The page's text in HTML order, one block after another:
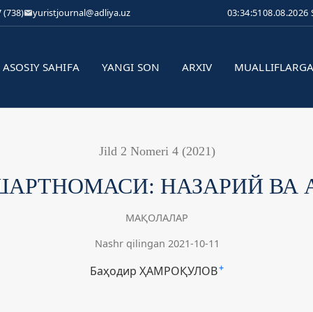
(738) yuristjournal@adliya.uz 03:34:5208.08.2026
ASOSIY SAHIFA YANGI SON ARXIV MUALLIFLARGA
Jild 2 Nomeri 4 (2021)
НАЗАРИЙ
МАҚОЛАЛАР
Nashr qilingan 2021-10-11
Баҳодир ҲАМРОҚУЛОВ+